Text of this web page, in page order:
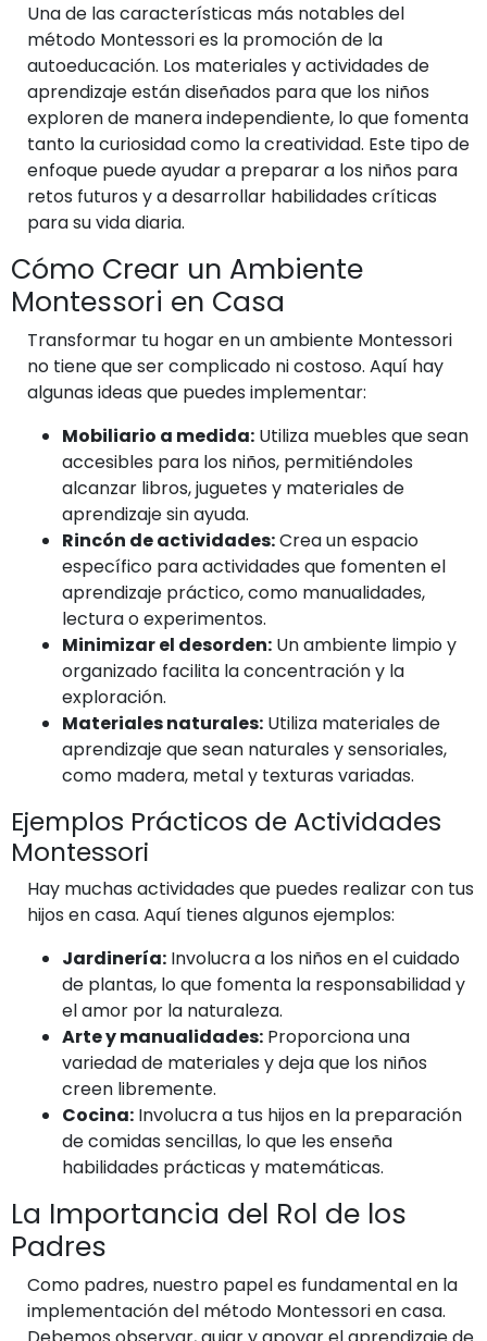
Una de las características más notables del
método Montessori es la promoción de la
autoeducación. Los materiales y actividades de
aprendizaje están diseñados para que los niños
exploren de manera independiente, lo que fomenta
tanto la curiosidad como la creatividad. Este tipo de
enfoque puede ayudar a preparar a los niños para
retos futuros y a desarrollar habilidades críticas
para su vida diaria.
Cómo Crear un Ambiente
Montessori en Casa
Transformar tu hogar en un ambiente Montessori
no tiene que ser complicado ni costoso. Aquí hay
algunas ideas que puedes implementar:
Mobiliario a medida: Utiliza muebles que sean
accesibles para los niños, permitiéndoles
alcanzar libros, juguetes y materiales de
aprendizaje sin ayuda.
Rincón de actividades:Crea un espacio
específico para actividades que fomenten el
aprendizaje práctico, como manualidades,
lectura o experimentos.
Minimizar el desorden: Un ambiente limpio y
organizado facilita la concentración y la
exploración.
Materiales naturales: Utiliza materiales de
aprendizaje que sean naturales y sensoriales,
como madera, metal y texturas variadas.
Ejemplos Prácticos de Actividades
Montessori
Hay muchas actividades que puedes realizar con tus
hijos en casa. Aquí tienes algunos ejemplos:
Jardinería: Involucra a los niños en el cuidado
de plantas, lo que fomenta la responsabilidad y
el amor por la naturaleza.
Arte y manualidades: Proporciona una
variedad de materiales y deja que los niños
creen libremente.
Cocina: Involucra a tus hijos en la preparación
de comidas sencillas, lo que les enseña
habilidades prácticas y matemáticas.
La Importancia del Rol de los
Padres
Como padres, nuestro papel es fundamental en la
implementación del método Montessori en casa.